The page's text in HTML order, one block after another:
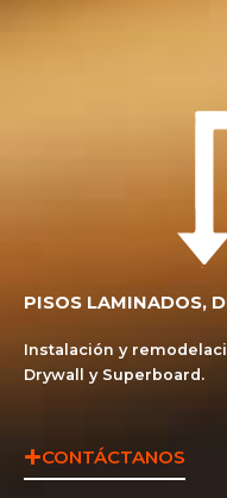
PISOS LAMINADOS,
Instalación y
Drywall y Superboard.
CONTÁCTANOS